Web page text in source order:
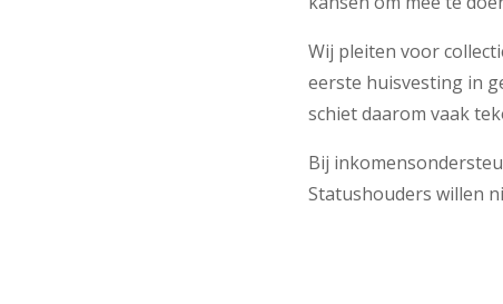
Wij pleiten voor
eerste huisvesting in
schiet daarom vaak
Bij
Statushouders willen